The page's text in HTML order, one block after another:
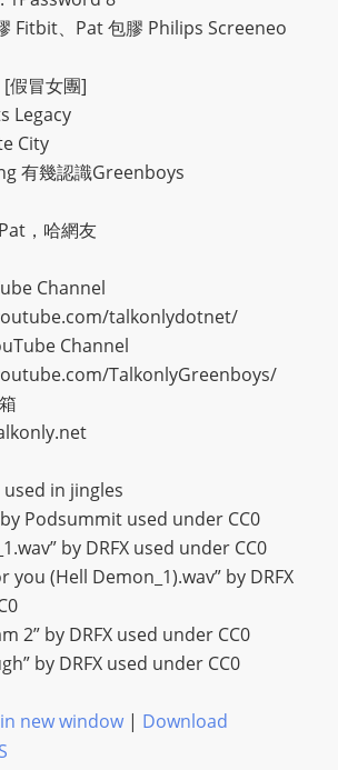
Fitbit、 Pat包膠 Philips Screeneo
[假冒女團]
Legacy
City
有幾認識Greenboys
，哈網友
Channel
talkonlydotnet/
Channel
TalkonlyGreenboys/
in jingles
by Podsummit used under CC0
by DRFX used under CC0
you (Hell Demon_1).wav” by DRFX
2” by DRFX used under CC0
by DRFX used under CC0
new window| Download